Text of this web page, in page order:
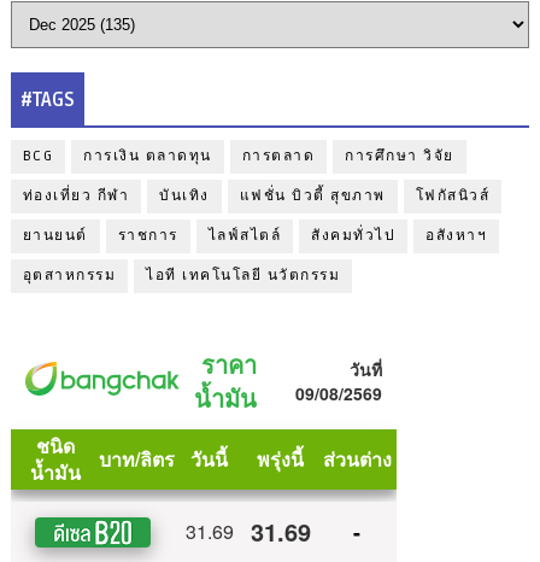
#TAGS
BCG การเงิน ตลาดทุน การตลาด การศึกษา วิจัย
ท่องเที่ยว กีฬา บันเทิง แฟชั่น บิวตี้ สุขภาพ โฟกัสนิวส์
ยานยนต์ ราชการ ไลฟ์สไตล์ สังคมทั่วไป อสังหาฯ
อุตสาหกรรม ไอที เทคโนโลยี นวัตกรรม